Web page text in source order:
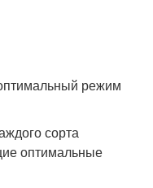
режим
сорта
оптимальные